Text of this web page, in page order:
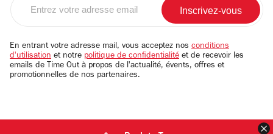
email
En entrant votre adresse mail, vous acceptez nos conditions
d'utilisation et notre politique de confidentialité et de recevoir les
emails de Time Out à propos de l'actualité, évents, offres et
promotionnelles de nos partenaires.